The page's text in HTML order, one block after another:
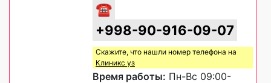
☎
+998-90-916-09-07
Скажите, что нашли номер телефона на
Клиникс уз
Время работы: Пн-Вс 09:00-